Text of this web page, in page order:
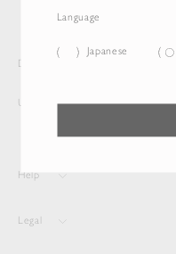
Language
Japanese
Delivery destination and Language
United States Japanese
Help
Legal